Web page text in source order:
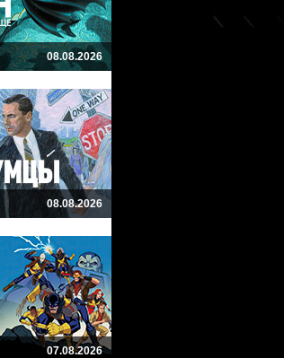
08.08.2026
08.08.2026
07.08.2026